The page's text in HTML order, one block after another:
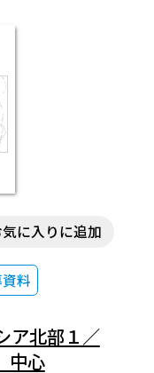
料
に入りに追加
ア北部１／
中心